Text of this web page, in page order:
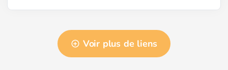
Voir plus de liens